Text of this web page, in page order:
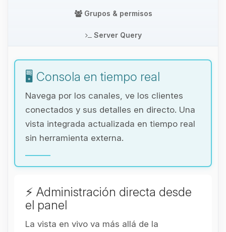
Grupos & permisos
Server Query
🖥️ Consola en tiempo real
Navega por los canales, ve los clientes
conectados y sus detalles en directo. Una
vista integrada actualizada en tiempo real
sin herramienta externa.
⚡ Administración directa desde
el panel
La vista en vivo va más allá de la